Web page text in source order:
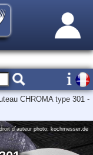
CHROMA type 301 -
droit d`auteur photo: kochmesser.de